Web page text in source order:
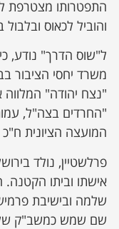
התפטרותו מצטרפת
והוביל לכאוס
ל"שוס הדרך" נודע,
משרד יחסי הציבור
"נצח יהודה"
"החרדים בצה"ל,
המועצה הציונית
פרלשטיין, נולד
אישתו וביתו
שלמה ובישיבת
שם שמש כמשב"ק של